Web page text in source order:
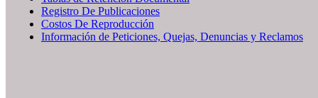
Registro De Publicaciones
Costos De Reproducción
Información de Peticiones, Quejas, Denuncias y Reclamos